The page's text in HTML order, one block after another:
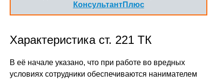
КонсультантПлюс
Характеристика ст. 221 ТК
В её начале указано, что при работе во вредных
условиях сотрудники обеспечиваются нанимателем